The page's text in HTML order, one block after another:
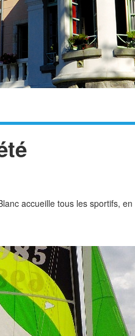
accueille tous les sportifs,